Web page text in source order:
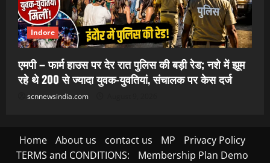
Indore
एमपी – फार्म हाउस पर देर रात पुलिस की बड़ी रेड; नशे में झूम
रहे थे 200 से ज्यादा युवक-युवतियां, संचालक पर केस दर्ज
scnnewsindia.com
Home About us contact us MP
Privacy Policy
TERMS and CONDITIONS:
Membership Plan Demo